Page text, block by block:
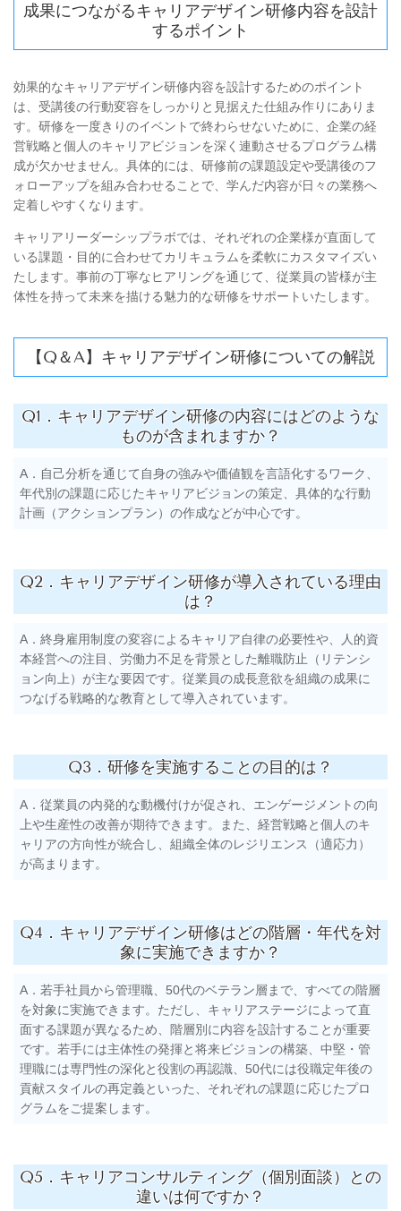
成果につながるキャリアデザイン研修内容を設計
するポイント
効果的なキャリアデザイン研修内容を設計するためのポイント
は、受講後の行動変容をしっかりと見据えた仕組み作りにありま
す。研修を一度きりのイベントで終わらせないために、企業の経
営戦略と個人のキャリアビジョンを深く連動させるプログラム構
成が欠かせません。具体的には、研修前の課題設定や受講後のフ
ォローアップを組み合わせることで、学んだ内容が日々の業務へ
定着しやすくなります。
キャリアリーダーシップラボでは、それぞれの企業様が直面して
いる課題・目的に合わせてカリキュラムを柔軟にカスタマイズい
たします。事前の丁寧なヒアリングを通じて、従業員の皆様が主
体性を持って未来を描ける魅力的な研修をサポートいたします。
【Q＆A】キャリアデザイン研修についての解説
Q1．キャリアデザイン研修の内容にはどのような
ものが含まれますか？
A．自己分析を通じて自身の強みや価値観を言語化するワーク、
年代別の課題に応じたキャリアビジョンの策定、具体的な行動
計画（アクションプラン）の作成などが中心です。
Q2．キャリアデザイン研修が導入されている理由
は？
A．終身雇用制度の変容によるキャリア自律の必要性や、人的資
本経営への注目、労働力不足を背景とした離職防止（リテンシ
ョン向上）が主な要因です。従業員の成長意欲を組織の成果に
つなげる戦略的な教育として導入されています。
Q3．研修を実施することの目的は？
A．従業員の内発的な動機付けが促され、エンゲージメントの向
上や生産性の改善が期待できます。また、経営戦略と個人のキ
ャリアの方向性が統合し、組織全体のレジリエンス（適応力）
が高まります。
Q4．キャリアデザイン研修はどの階層・年代を対
象に実施できますか？
A．若手社員から管理職、50代のベテラン層まで、すべての階層
を対象に実施できます。ただし、キャリアステージによって直
面する課題が異なるため、階層別に内容を設計することが重要
です。若手には主体性の発揮と将来ビジョンの構築、中堅・管
理職には専門性の深化と役割の再認識、50代には役職定年後の
貢献スタイルの再定義といった、それぞれの課題に応じたプロ
グラムをご提案します。
Q5．キャリアコンサルティング（個別面談）との
違いは何ですか？